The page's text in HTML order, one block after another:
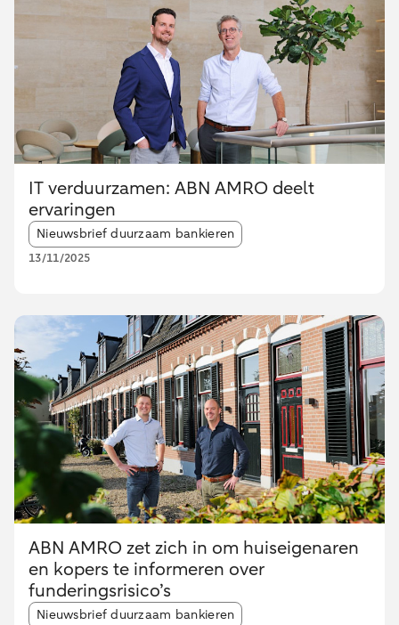
IT verduurzamen: ABN AMRO deelt
ervaringen
Article tags:
Nieuwsbrief duurzaam bankieren
13/11/2025
ABN AMRO zet zich in om huiseigenaren
en kopers te informeren over
funderingsrisico’s
Article tags:
Nieuwsbrief duurzaam bankieren